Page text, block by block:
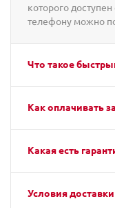
которого
телефону можно
Что такое
Как оплачивать
Какая есть
Условия